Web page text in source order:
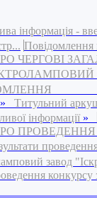
інформація -
Повідомлення
ЧЕРГОВІ
»
Титульний
інформації »
ПРОВЕДЕННЯ
завод
конкурсу з